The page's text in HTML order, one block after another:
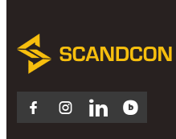
Facebook
Instagram
LinkedInBlocket